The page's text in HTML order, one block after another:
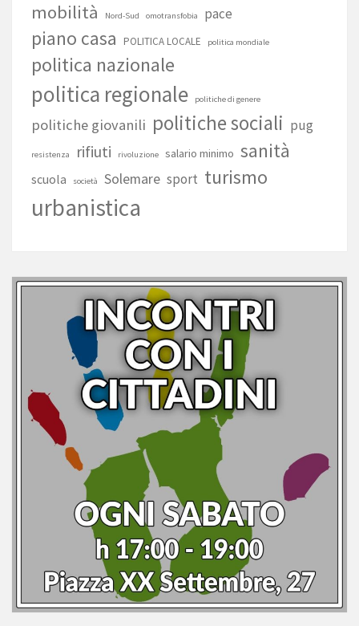
mobilità Nord-Sud omotransfobia pace
piano casa POLITICA LOCALE politica mondiale
politica nazionale
politica regionale politiche di genere
politiche giovanili politiche sociali pug
resistenza rifiuti rivoluzione salario minimo sanità
scuola società Solemare sport turismo
urbanistica